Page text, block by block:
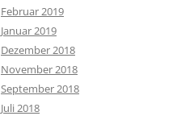
Februar 2019
Januar 2019
Dezember 2018
November 2018
September 2018
Juli 2018